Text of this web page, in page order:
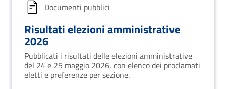
Documenti pubblici
Risultati elezioni amministrative
2026
Pubblicati i risultati delle elezioni amministrative
del 24 e 25 maggio 2026, con elenco dei proclamati
eletti e preferenze per sezione.